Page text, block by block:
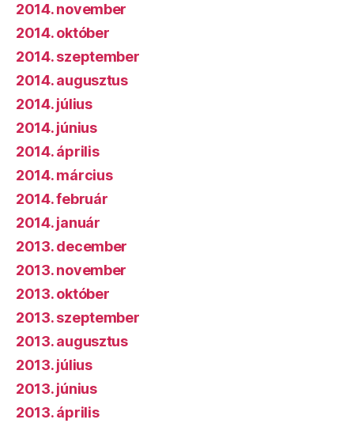
2014. november
2014. október
2014. szeptember
2014. augusztus
2014. július
2014. június
2014. április
2014. március
2014. február
2014. január
2013. december
2013. november
2013. október
2013. szeptember
2013. augusztus
2013. július
2013. június
2013. április